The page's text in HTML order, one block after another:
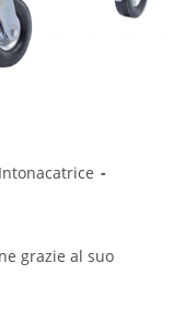
Intonacatrice
grazie al suo